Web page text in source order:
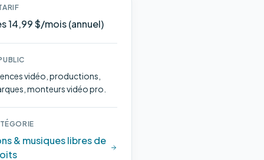
14,99 $/mois (annuel)
vidéo, productions,
monteurs vidéo pro.
& musiques libres de